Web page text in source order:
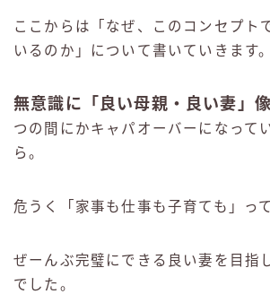
ここからは「なぜ、このコンセプト
いるのか」について書いていきます。
無意識に 「良い母親・良い妻」
つの間にかキャパオーバーになって
ら。
危うく「家事も仕事も子育ても」って
ぜーんぶ完璧にできる良い妻を目指
でした。